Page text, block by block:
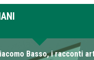
Basso, i racconti